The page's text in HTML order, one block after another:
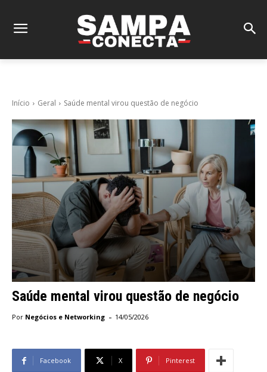
Início Geral Saúde mental virou questão de negócio
Saúde mental virou questão de negócio
Por Negócios e Networking - 14/05/2026
Facebook X Pinterest